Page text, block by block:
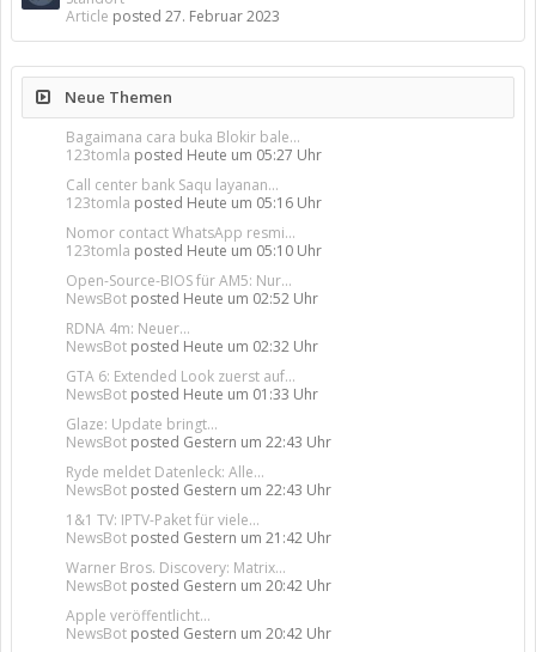
Article posted 27. Februar 2023
Neue Themen
Bagaimana cara buka Blokir bale...
123tomla posted Heute um 05:27 Uhr
Call center bank Saqu layanan...
123tomla posted Heute um 05:16 Uhr
Nomor contact WhatsApp resmi...
123tomla posted Heute um 05:10 Uhr
Open-Source-BIOS für AM5: Nur...
NewsBot posted Heute um 02:52 Uhr
RDNA 4m: Neuer...
NewsBot posted Heute um 02:32 Uhr
GTA 6: Extended Look zuerst auf...
NewsBot posted Heute um 01:33 Uhr
Glaze: Update bringt...
NewsBot posted Gestern um 22:43 Uhr
Ryde meldet Datenleck: Alle...
NewsBot posted Gestern um 22:43 Uhr
1&1 TV: IPTV-Paket für viele...
NewsBot posted Gestern um 21:42 Uhr
Warner Bros. Discovery: Matrix...
NewsBot posted Gestern um 20:42 Uhr
Apple veröffentlicht...
NewsBot posted Gestern um 20:42 Uhr